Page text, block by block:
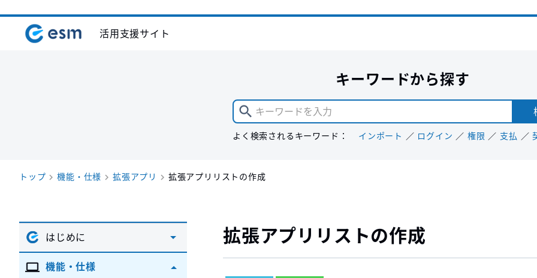
活用支援サイト
キーワードから探す
よく検索されるキーワード： インポート ログイン 権限 支払
トップ 機能・仕様 拡張アプリ 拡張アプリリストの作成
拡張アプリリストの作成
はじめに
機能・仕様